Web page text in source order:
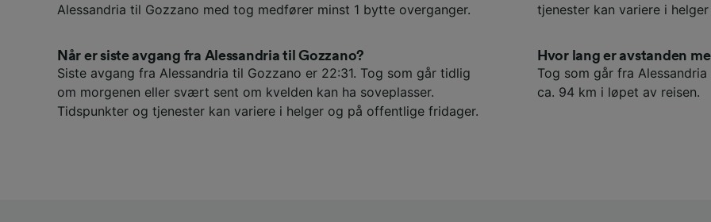
Alessandria til Gozzano med tog medfører minst 1 bytte overganger.
tjenester kan variere i
Når er siste avgang fra Alessandria til Gozzano?
Siste avgang fra Alessandria til Gozzano er 22:31. Tog som går tidlig
om morgenen eller svært sent om kvelden kan ha soveplasser.
Tidspunkter og tjenester kan variere i helger og på offentlige fridager.
Hvor lang er avstanden
Tog som går fra
ca. 94 km i løpet av reisen.